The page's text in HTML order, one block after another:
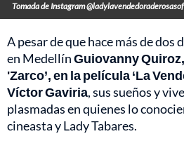
Tomada de Instagram
A pesar de que hace más de dos
en MedellínGuiovanny
'Zarco’, en la película ‘La
Víctor Gaviria, sus sueños y
plasmadas en quienes lo
cineasta y Lady Tabares.